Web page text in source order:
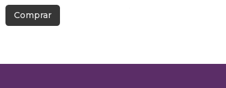
Comprar